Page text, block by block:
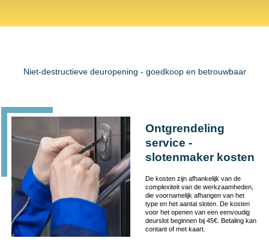
Niet-destructieve deuropening - goedkoop en betrouwbaar
Ontgrendeling
service -
slotenmaker kosten
De kosten zijn afhankelijk van de
complexiteit van de werkzaamheden,
die voornamelijk afhangen van het
type en het aantal sloten. De kosten
voor het openen van een eenvoudig
deurslot beginnen bij 45€. Betaling kan
contant of met kaart.